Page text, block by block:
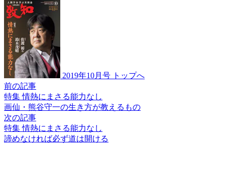
2019年10月号 トップへ
前の記事
特集 情熱にまさる能力なし
画仙・熊谷守一の生き方が教えるもの
次の記事
特集 情熱にまさる能力なし
諦めなければ必ず道は開ける